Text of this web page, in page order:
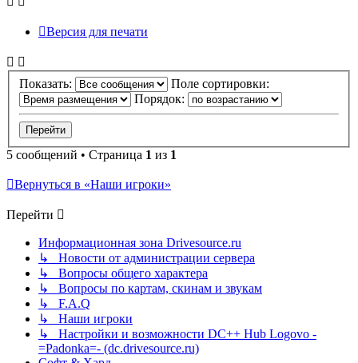
Версия для печати
Показать:
Поле сортировки:
Порядок:
5 сообщений • Страница 1 из 1
Вернуться в «Наши игроки»
Перейти
Информационная зона Drivesource.ru
↳ Новости от администрации сервера
↳ Вопросы общего характера
↳ Вопросы по картам, скинам и звукам
↳ F.A.Q
↳ Наши игроки
↳ Настройки и возможности DC++ Hub Logovo -
=Padonka=- (dc.drivesource.ru)